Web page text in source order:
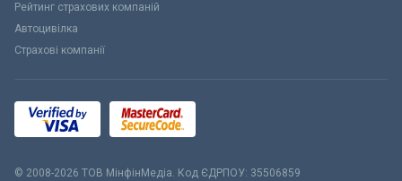
Рейтинг страхових компаній
Автоцивілка
Страхові компанії
© 2008-2026 ТОВ МiнфiнМедiа. Код ЄДРПОУ: 35506859